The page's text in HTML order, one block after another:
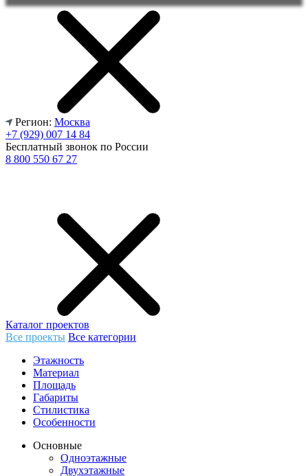
Регион: Москва
+7 (929) 007 14 84
Бесплатный звонок по России
8 800 550 67 27
Каталог проектов
Все проекты Все категории
Этажность
Материал
Площадь
Габариты
Стилистика
Особенности
Основные
Одноэтажные
Двухэтажные